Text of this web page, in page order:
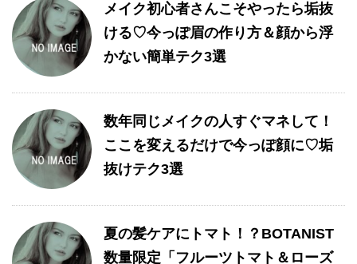
メイク初心者さんこそやったら垢抜
ける♡今っぽ眉の作り方＆顔から浮
かない簡単テク3選
数年同じメイクの人すぐマネして！
ここを変えるだけで今っぽ顔に♡垢
抜けテク3選
夏の髪ケアにトマト！？BOTANIST
数量限定「フルーツトマト＆ローズ